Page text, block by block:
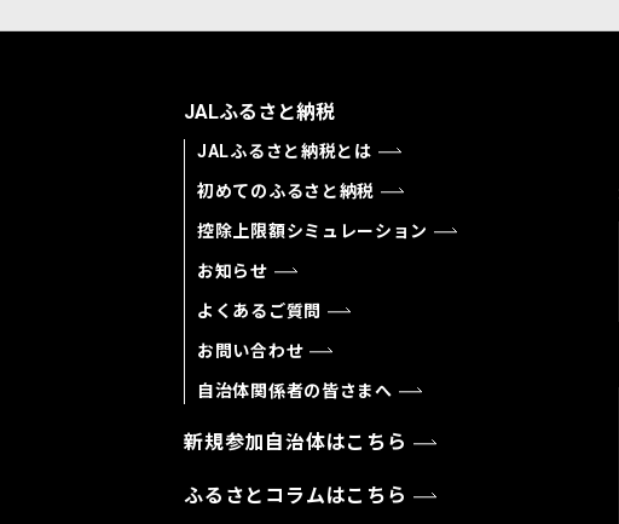
JALふるさと納税
JALふるさと納税とは
初めてのふるさと納税
控除上限額シミュレーション
お知らせ
よくあるご質問
お問い合わせ
自治体関係者の皆さまへ
新規参加自治体はこちら
ふるさとコラムはこちら